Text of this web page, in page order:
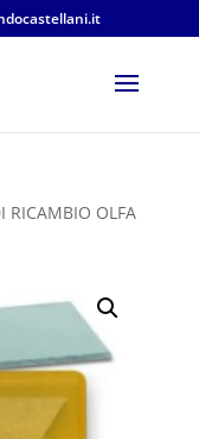
RICAMBIO OLFA